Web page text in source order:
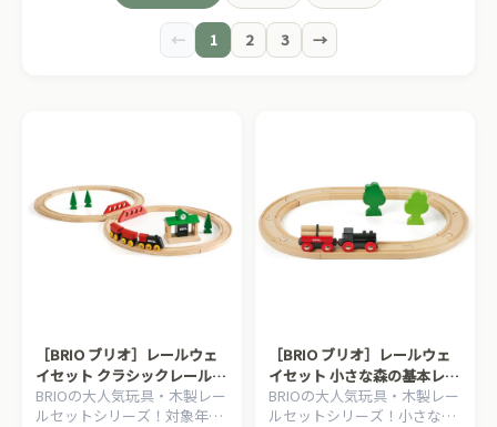
← 1 2 3 →
［BRIO ブリオ］レールウェ
イセット クラシックレール８
の字セット
BRIOの大人気玩具・木製レー
ルセットシリーズ！対象年齢
［BRIO ブリオ］レールウェ
イセット 小さな森の基本レー
ルセット
BRIOの大人気玩具・木製レー
ルセットシリーズ！小さな森